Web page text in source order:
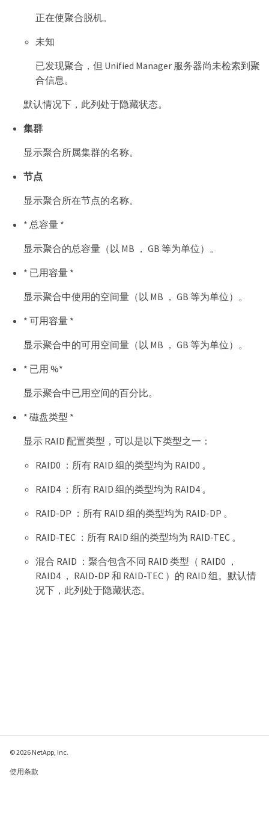
正在使聚合脱机。
未知
已发现聚合，但 Unified Manager 服务器尚未检索到聚
合信息。
默认情况下，此列处于隐藏状态。
集群
显示聚合所属集群的名称。
节点
显示聚合所在节点的名称。
* 总容量 *
显示聚合的总容量（以 MB ， GB 等为单位）。
* 已用容量 *
显示聚合中使用的空间量（以 MB ， GB 等为单位）。
* 可用容量 *
显示聚合中的可用空间量（以 MB ， GB 等为单位）。
* 已用 %*
显示聚合中已用空间的百分比。
* 磁盘类型 *
显示 RAID 配置类型，可以是以下类型之一：
RAID0 ：所有 RAID 组的类型均为 RAID0 。
RAID4 ：所有 RAID 组的类型均为 RAID4 。
RAID-DP ：所有 RAID 组的类型均为 RAID-DP 。
RAID-TEC ：所有 RAID 组的类型均为 RAID-TEC 。
混合 RAID ：聚合包含不同 RAID 类型（ RAID0 ，
RAID4 ， RAID-DP 和 RAID-TEC ）的 RAID 组。默认情
况下，此列处于隐藏状态。
© 2026 NetApp, Inc.
使用条款